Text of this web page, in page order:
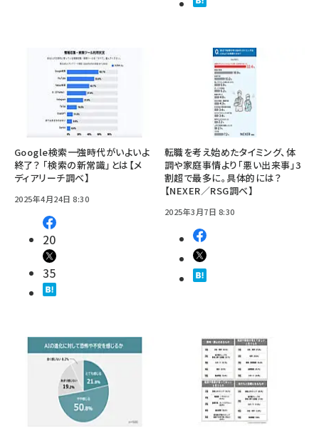
Google検索一強時代がいよいよ
終了？ 「検索の新常識」とは【メ
ディアリーチ調べ】
2025年4月24日 8:30
20
35
転職を考え始めたタイミング、体
調や家庭事情より「悪い出来事」3
割超で最多に。具体的には？
【NEXER／RSG調べ】
2025年3月7日 8:30